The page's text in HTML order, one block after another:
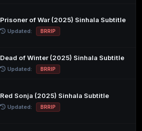
Prisoner of War (2025) Sinhala Subtitle
Updated: BRRIP
Dead of Winter (2025) Sinhala Subtitle
Updated: BRRIP
Red Sonja (2025) Sinhala Subtitle
Updated: BRRIP